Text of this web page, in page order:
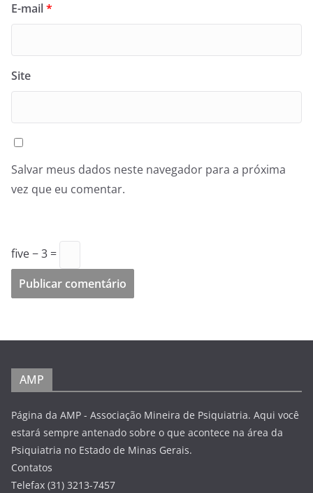
E-mail*
Site
Salvar meus dados neste navegador para a próxima
vez que eu comentar.
five − 3 =
AMP
Página da AMP - Associação Mineira de Psiquiatria. Aqui você
estará sempre antenado sobre o que acontece na área da
Psiquiatria no Estado de Minas Gerais.
Contatos
Telefax (31) 3213-7457